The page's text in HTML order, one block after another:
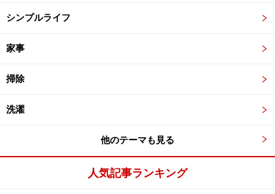
シンプルライフ
家事
掃除
洗濯
他のテーマも見る
人気記事ランキング